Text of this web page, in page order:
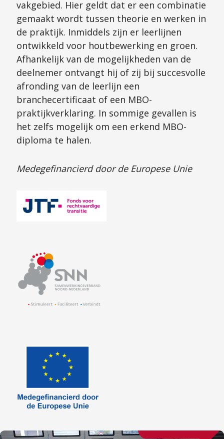
vakgebied. Hier geldt dat er een combinatie
gemaakt wordt tussen theorie en werken in
de praktijk. Inmiddels zijn er leerlijnen
ontwikkeld voor houtbewerking en groen.
Afhankelijk van de mogelijkheden van de
deelnemer ontvangt hij of zij bij succesvolle
afronding van de leerlijn een
branchecertificaat of een MBO-
praktijkverklaring. In sommige gevallen is
het zelfs mogelijk om een erkend MBO-
diploma te halen.
Medegefinancierd door de Europese Unie